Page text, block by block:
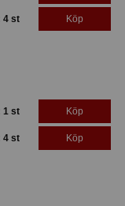
4 st Köp
1 st Köp
4 st Köp